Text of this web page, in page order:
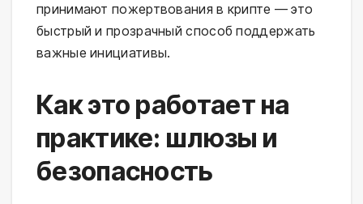
принимают пожертвования в крипте — это
быстрый и прозрачный способ поддержать
важные инициативы.
Как это работает на
практике: шлюзы и
безопасность